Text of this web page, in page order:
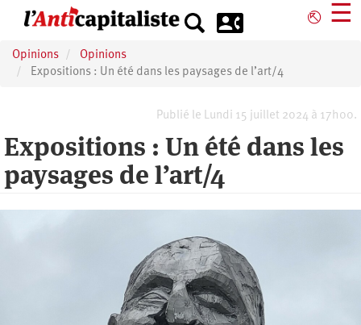
principal
⎋ ☰
Opinions
Opinions
Expositions : Un été dans les paysages de l’art/4
Publié le Lundi 15 juillet 2024 à 17h00.
Expositions : Un été dans les
paysages de l’art/4